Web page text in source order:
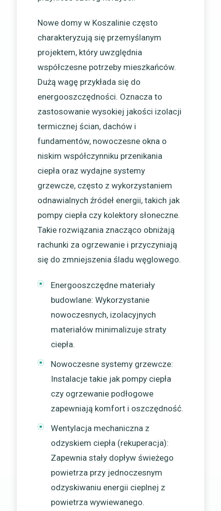
Nowe domy w Koszalinie często
charakteryzują się przemyślanym
projektem, który uwzględnia
współczesne potrzeby mieszkańców.
Dużą wagę przykłada się do
energooszczędności. Oznacza to
zastosowanie wysokiej jakości izolacji
termicznej ścian, dachów i
fundamentów, nowoczesne okna o
niskim współczynniku przenikania
ciepła oraz wydajne systemy
grzewcze, często z wykorzystaniem
odnawialnych źródeł energii, takich jak
pompy ciepła czy kolektory słoneczne.
Takie rozwiązania znacząco obniżają
rachunki za ogrzewanie i przyczyniają
się do zmniejszenia śladu węglowego.
Energooszczędne materiały
budowlane: Wykorzystanie
nowoczesnych, izolacyjnych
materiałów minimalizuje straty
ciepła.
Nowoczesne systemy grzewcze:
Instalacje takie jak pompy ciepła
czy ogrzewanie podłogowe
zapewniają komfort i oszczędność.
Wentylacja mechaniczna z
odzyskiem ciepła (rekuperacja):
Zapewnia stały dopływ świeżego
powietrza przy jednoczesnym
odzyskiwaniu energii cieplnej z
powietrza wywiewanego.